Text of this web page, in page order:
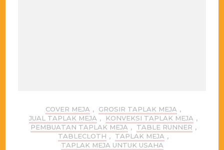
COVER MEJA , GROSIR TAPLAK MEJA ,
JUAL TAPLAK MEJA , KONVEKSI TAPLAK MEJA ,
PEMBUATAN TAPLAK MEJA , TABLE RUNNER ,
TABLECLOTH , TAPLAK MEJA ,
TAPLAK MEJA UNTUK USAHA